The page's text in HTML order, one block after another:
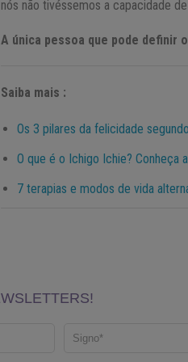
nós não tivéssemos a capacidade
A única pessoa que pode definir
Saiba mais :
Os 3 pilares da felicidade
O que é o Ichigo Ichie? Conheça
7 terapias e modos de vida